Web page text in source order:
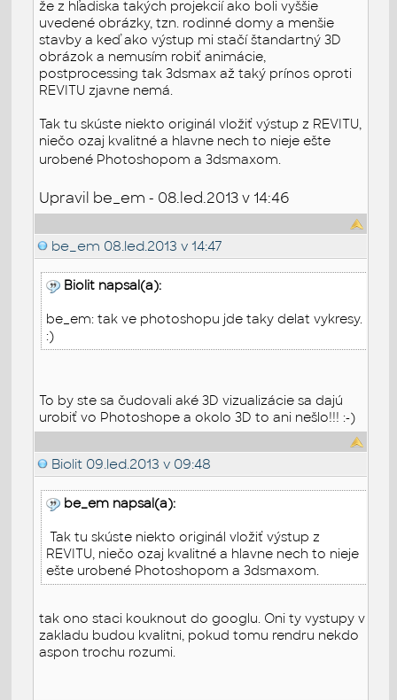
že z hľadiska takých projekcií ako boli vyššie
uvedené obrázky, tzn. rodinné domy a menšie
stavby a keď ako výstup mi stačí štandartný 3D
obrázok a nemusím robiť animácie,
postprocessing tak 3dsmax až taký prínos oproti
REVITU zjavne nemá.
Tak tu skúste niekto originál vložiť výstup z REVITU,
niečo ozaj kvalitné a hlavne nech to nieje ešte
urobené Photoshopom a 3dsmaxom.
Upravil be_em - 08.led.2013 v 14:46
be_em 08.led.2013 v 14:47
Biolit napsal(a):
be_em: tak ve photoshopu jde taky delat vykresy.
:)
To by ste sa čudovali aké 3D vizualizácie sa dajú
urobiť vo Photoshope a okolo 3D to ani nešlo!!! :-)
Biolit 09.led.2013 v 09:48
be_em napsal(a):
Tak tu skúste niekto originál vložiť výstup z
REVITU, niečo ozaj kvalitné a hlavne nech to nieje
ešte urobené Photoshopom a 3dsmaxom.
tak ono staci kouknout do googlu. Oni ty vystupy v
zakladu budou kvalitni, pokud tomu rendru nekdo
aspon trochu rozumi.